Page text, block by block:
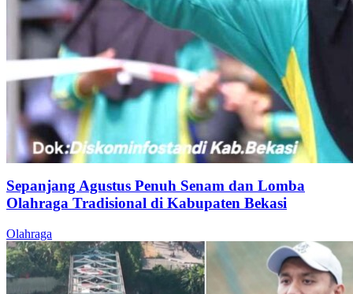
Sepanjang Agustus Penuh Senam dan Lomba
Olahraga Tradisional di Kabupaten Bekasi
Olahraga